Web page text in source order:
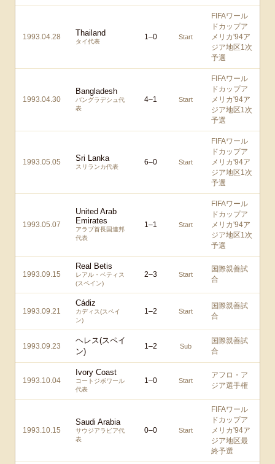
1993.04.28 Thailand
タイ代表
1–0 Start
FIFAワール
ドカップア
メリカ'94ア
ジア地区1次
予選
1993.04.30
Bangladesh
バングラデシュ代
表
4–1 Start
FIFAワール
ドカップア
メリカ'94ア
ジア地区1次
予選
1993.05.05 Sri Lanka
スリランカ代表
6–0 Start
FIFAワール
ドカップア
メリカ'94ア
ジア地区1次
予選
1993.05.07
United Arab
Emirates
アラブ首長国連邦
代表
1–1 Start
FIFAワール
ドカップア
メリカ'94ア
ジア地区1次
予選
1993.09.15
Real Betis
レアル・ベティス
(スペイン)
2–3 Start
国際親善試
合
1993.09.21
Cádiz
カディス(スペイ
ン)
1–2 Start
国際親善試
合
1993.09.23
ヘレス(スペイ
ン)
1–2 Sub
国際親善試
合
1993.10.04
Ivory Coast
コートジボワール
代表
1–0 Start
アフロ・ア
ジア選手権
1993.10.15
Saudi Arabia
サウジアラビア代
表
0–0 Start
FIFAワール
ドカップア
メリカ'94ア
ジア地区最
終予選